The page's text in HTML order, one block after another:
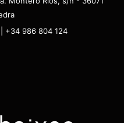
+34 986 804 124